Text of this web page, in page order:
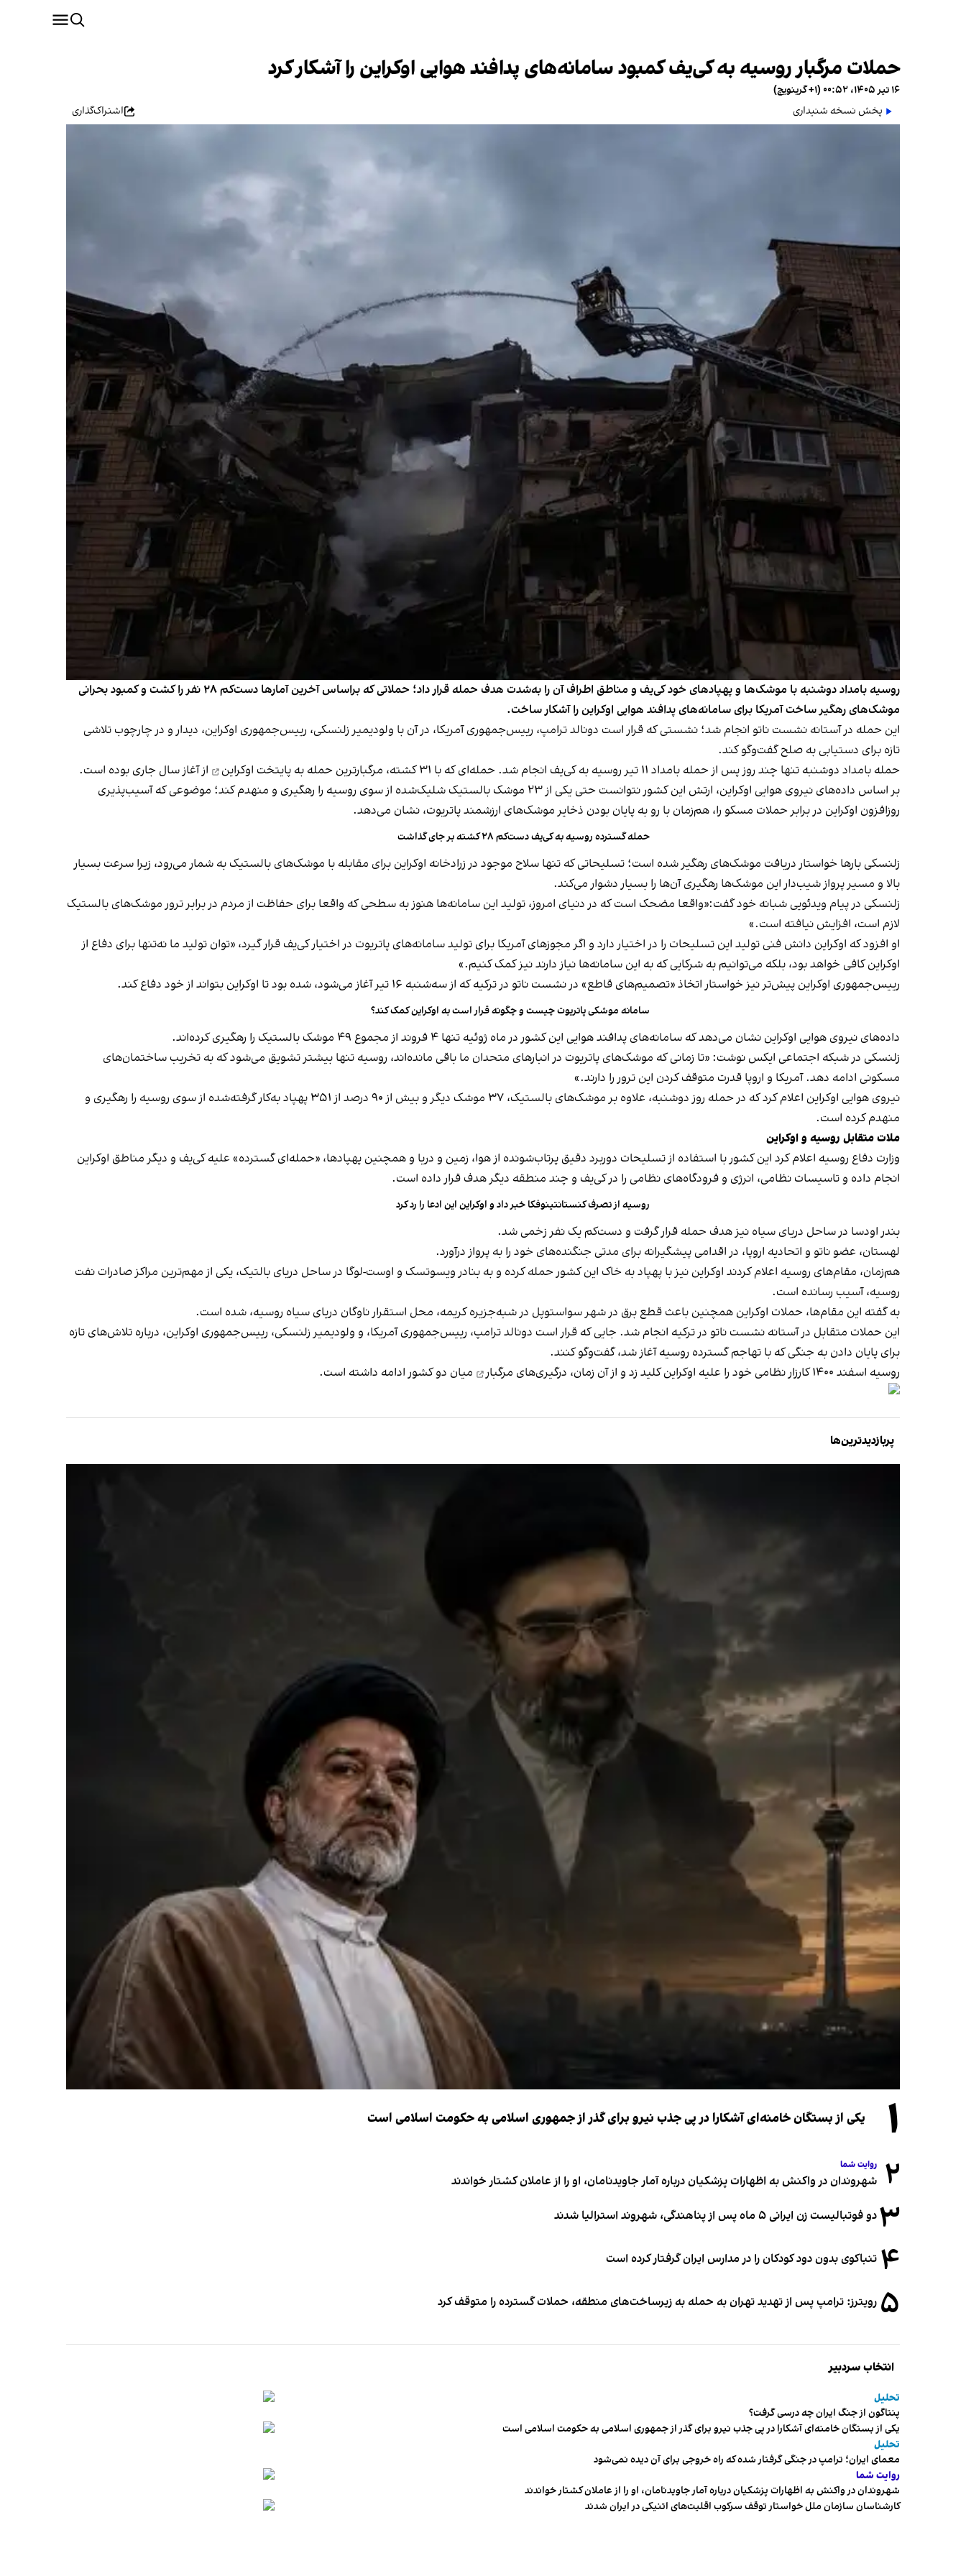
حملات مرگبار روسیه به کی‌یف کمبود سامانه‌های پدافند هوایی اوکراین را آشکار کرد
۱۶ تیر ۱۴۰۵، ۰۰:۵۲ (‎+۱ گرینویچ)
پخش نسخه شنیداری
اشتراک‌گذاری
روسیه بامداد دوشنبه با موشک‌ها و پهپادهای خود کی‌یف و مناطق اطراف آن را به‌شدت هدف حمله قرار داد؛ حملاتی که براساس آخرین آمارها دست‌کم ۲۸ نفر را کشت و کمبود بحرانی
موشک‌های رهگیر ساخت آمریکا برای سامانه‌های پدافند هوایی اوکراین را آشکار ساخت.
این حمله در آستانه نشست ناتو انجام شد؛ نشستی که قرار است دونالد ترامپ، رییس‌جمهوری آمریکا، در آن با ولودیمیر زلنسکی، رییس‌جمهوری اوکراین، دیدار و در چارچوب تلاشی
تازه برای دستیابی به صلح گفت‌وگو کند.
حمله بامداد دوشنبه تنها چند روز پس از حمله بامداد ۱۱ تیر روسیه به کی‌یف انجام شد. حمله‌ای که با ۳۱ کشته،
مرگبارترین حمله به پایتخت اوکراین
از آغاز سال جاری بوده است.
بر اساس داده‌های نیروی هوایی اوکراین، ارتش این کشور نتوانست حتی یکی از ۲۳ موشک بالستیک شلیک‌شده از سوی روسیه را رهگیری و منهدم کند؛ موضوعی که آسیب‌پذیری
روزافزون اوکراین در برابر حملات مسکو را، هم‌زمان با رو به پایان بودن ذخایر موشک‌های ارزشمند پاتریوت، نشان می‌دهد.
حمله گسترده روسیه به کی‌یف دست‌کم ۲۸ کشته بر جای گذاشت
زلنسکی بارها خواستار دریافت موشک‌های رهگیر شده است؛ تسلیحاتی که تنها سلاح موجود در زرادخانه اوکراین برای مقابله با موشک‌های بالستیک به شمار می‌رود، زیرا سرعت بسیار
بالا و مسیر پرواز شیب‌دار این موشک‌ها رهگیری آن‌ها را بسیار دشوار می‌کند.
زلنسکی در پیام ویدئویی شبانه خود گفت:«واقعا مضحک است که در دنیای امروز، تولید این سامانه‌ها هنوز به سطحی که واقعا برای حفاظت از مردم در برابر ترور موشک‌های بالستیک
لازم است، افزایش نیافته است.»
او افزود که اوکراین دانش فنی تولید این تسلیحات را در اختیار دارد و اگر مجوزهای آمریکا برای تولید سامانه‌های پاتریوت در اختیار کی‌یف قرار گیرد، «توان تولید ما نه‌تنها برای دفاع از
اوکراین کافی خواهد بود، بلکه می‌توانیم به شرکایی که به این سامانه‌ها نیاز دارند نیز کمک کنیم.»
رییس‌جمهوری اوکراین پیش‌تر نیز خواستار اتخاذ «تصمیم‌های قاطع» در نشست ناتو در ترکیه که از سه‌شنبه ۱۶ تیر آغاز می‌شود، شده بود تا اوکراین بتواند از خود دفاع کند.
سامانه موشکی پاتریوت چیست و چگونه قرار است به اوکراین کمک کند؟
داده‌های نیروی هوایی اوکراین نشان می‌دهد که سامانه‌های پدافند هوایی این کشور در ماه ژوئیه تنها ۴ فروند از مجموع ۴۹ موشک بالستیک را رهگیری کرده‌اند.
زلنسکی در شبکه اجتماعی ایکس نوشت: «تا زمانی که موشک‌های پاتریوت در انبارهای متحدان ما باقی مانده‌اند، روسیه تنها بیشتر تشویق می‌شود که به تخریب ساختمان‌های
مسکونی ادامه دهد. آمریکا و اروپا قدرت متوقف کردن این ترور را دارند.»
نیروی هوایی اوکراین اعلام کرد که در حمله روز دوشنبه، علاوه بر موشک‌های بالستیک، ۳۷ موشک دیگر و بیش از ۹۰ درصد از ۳۵۱ پهپاد به‌کار گرفته‌شده از سوی روسیه را رهگیری و
منهدم کرده است.
ملات متقابل روسیه و اوکراین
وزارت دفاع روسیه اعلام کرد این کشور با استفاده از تسلیحات دوربرد دقیق پرتاب‌شونده از هوا، زمین و دریا و همچنین پهپادها، «حمله‌ای گسترده» علیه کی‌یف و دیگر مناطق اوکراین
انجام داده و تاسیسات نظامی، انرژی و فرودگاه‌های نظامی را در کی‌یف و چند منطقه دیگر هدف قرار داده است.
روسیه از تصرف کنستانتینوفکا خبر داد و اوکراین این ادعا را رد کرد
بندر اودسا در ساحل دریای سیاه نیز هدف حمله قرار گرفت و دست‌کم یک نفر زخمی شد.
لهستان، عضو ناتو و اتحادیه اروپا، در اقدامی پیشگیرانه برای مدتی جنگنده‌های خود را به پرواز درآورد.
هم‌زمان، مقام‌های روسیه اعلام کردند اوکراین نیز با پهپاد به خاک این کشور حمله کرده و به بنادر ویسوتسک و اوست-لوگا در ساحل دریای بالتیک، یکی از مهم‌ترین مراکز صادرات نفت
روسیه، آسیب رسانده است.
به گفته این مقام‌ها، حملات اوکراین همچنین باعث قطع برق در شهر سواستوپل در شبه‌جزیره کریمه، محل استقرار ناوگان دریای سیاه روسیه، شده است.
این حملات متقابل در آستانه نشست ناتو در ترکیه انجام شد. جایی که قرار است دونالد ترامپ، رییس‌جمهوری آمریکا، و ولودیمیر زلنسکی، رییس‌جمهوری اوکراین، درباره تلاش‌های تازه
برای پایان دادن به جنگی که با تهاجم گسترده روسیه آغاز شد، گفت‌وگو کنند.
روسیه اسفند ۱۴۰۰ کارزار نظامی خود را علیه اوکراین کلید زد و از آن زمان،
درگیری‌های مرگبار میان دو کشور ادامه داشته است.
پربازدیدترین‌ها
۱ یکی از بستگان خامنه‌ای آشکارا در پی جذب نیرو برای گذر از جمهوری اسلامی به حکومت اسلامی است
۲ روایت شما
شهروندان در واکنش به اظهارات پزشکیان درباره آمار جاویدنامان، او را از عاملان کشتار خواندند
۳دو فوتبالیست زن ایرانی ۵ ماه پس از پناهندگی، شهروند استرالیا شدند
۴ تنباکوی بدون دود کودکان را در مدارس ایران گرفتار کرده است
۵ رویترز: ترامپ پس از تهدید تهران به حمله به زیرساخت‌های منطقه، حملات گسترده را متوقف کرد
انتخاب سردبیر
تحلیل
پنتاگون از جنگ ایران چه درسی گرفت؟
یکی از بستگان خامنه‌ای آشکارا در پی جذب نیرو برای گذر از جمهوری اسلامی به حکومت اسلامی است
تحلیل
معمای ایران؛ ترامپ در جنگی گرفتار شده که راه خروجی برای آن دیده نمی‌شود
روایت شما
شهروندان در واکنش به اظهارات پزشکیان درباره آمار جاویدنامان، او را از عاملان کشتار خواندند
کارشناسان سازمان ملل خواستار توقف سرکوب اقلیت‌های اتنیکی در ایران شدند